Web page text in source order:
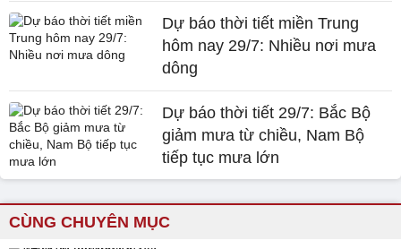
Dự báo thời tiết miền Trung
hôm nay 29/7: Nhiều nơi mưa
dông
Dự báo thời tiết 29/7: Bắc Bộ
giảm mưa từ chiều, Nam Bộ
tiếp tục mưa lớn
CÙNG CHUYÊN MỤC